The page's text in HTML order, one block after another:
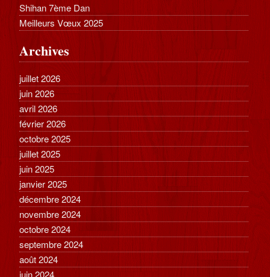
Shihan 7ème Dan
Meilleurs Vœux 2025
Archives
juillet 2026
juin 2026
avril 2026
février 2026
octobre 2025
juillet 2025
juin 2025
janvier 2025
décembre 2024
novembre 2024
octobre 2024
septembre 2024
août 2024
juin 2024